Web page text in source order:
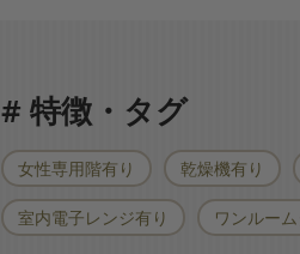
# 特徴・タグ
女性専用階有り 乾燥機有り
室内電子レンジ有り ワンルー